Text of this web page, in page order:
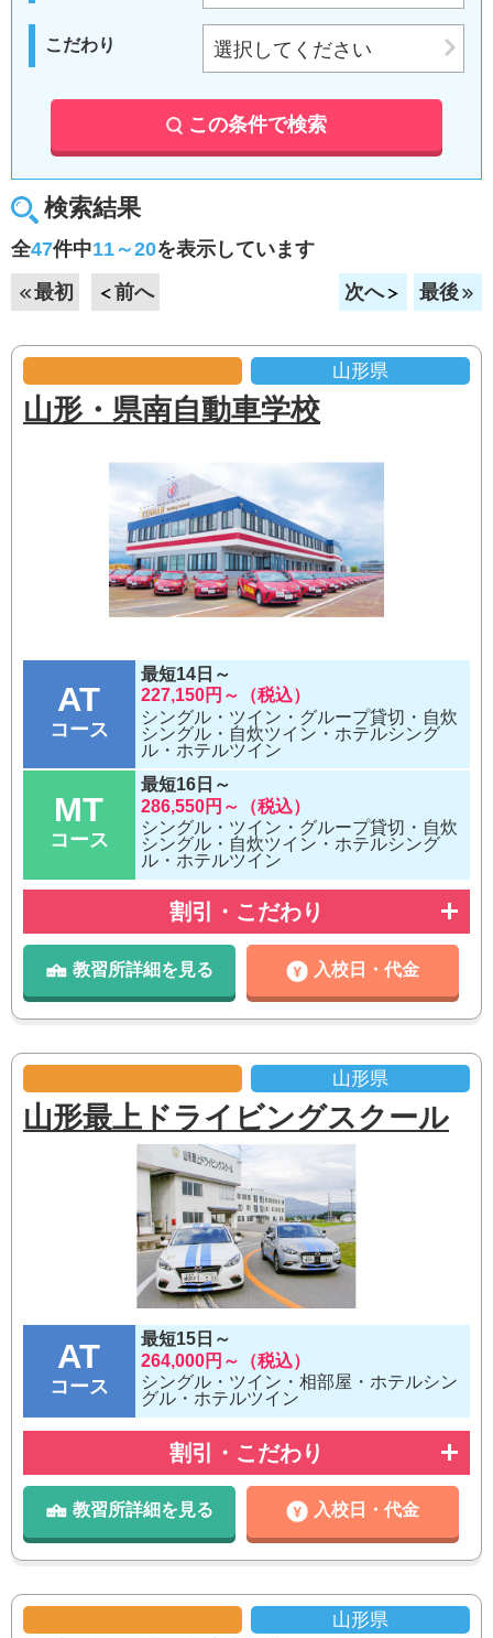
こだわり 選択してください
この条件で検索
検索結果
全47件中11～20を表示しています
最初
前へ 次へ 最後
山形県
山形・県南自動車学校
AT
コース
最短14日～
227,150円～（税込）
シングル・ツイン・グループ貸切・自炊
シングル・自炊ツイン・ホテルシング
ル・ホテルツイン
MT
コース
最短16日～
286,550円～（税込）
シングル・ツイン・グループ貸切・自炊
シングル・自炊ツイン・ホテルシング
ル・ホテルツイン
割引・こだわり
教習所詳細を見る 入校日・代金
山形県
山形最上ドライビングスクール
AT
コース
最短15日～
264,000円～（税込）
シングル・ツイン・相部屋・ホテルシン
グル・ホテルツイン
割引・こだわり
教習所詳細を見る 入校日・代金
山形県